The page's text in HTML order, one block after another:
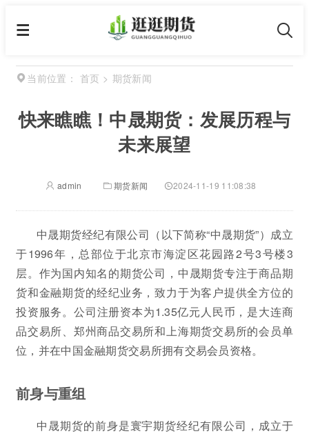
当前位置： 首页 > 期货新闻
快来瞧瞧！中晟期货：发展历程与
未来展望
admin 期货新闻 2024-11-19 11:08:38
中晟期货经纪有限公司（以下简称“中晟期货”）成立
于1996年，总部位于北京市海淀区花园路2号3号楼3
层。作为国内知名的期货公司，中晟期货专注于商品期
货和金融期货的经纪业务，致力于为客户提供全方位的
投资服务。公司注册资本为1.35亿元人民币，是大连商
品交易所、郑州商品交易所和上海期货交易所的会员单
位，并在中国金融期货交易所拥有交易会员资格。
前身与重组
中晟期货的前身是寰宇期货经纪有限公司，成立于